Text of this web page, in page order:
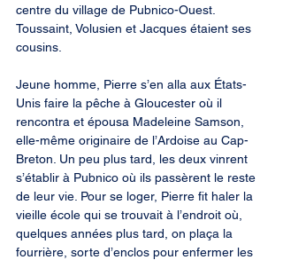
centre du village de Pubnico-Ouest.
Toussaint, Volusien et Jacques étaient ses
cousins.
Jeune homme, Pierre s’en alla aux États-
Unis faire la pêche à Gloucester où il
rencontra et épousa Madeleine Samson,
elle-même originaire de l’Ardoise au Cap-
Breton. Un peu plus tard, les deux vinrent
s’établir à Pubnico où ils passèrent le reste
de leur vie. Pour se loger, Pierre fit haler la
vieille école qui se trouvait à l’endroit où,
quelques années plus tard, on plaça la
fourrière, sorte d’enclos pour enfermer les